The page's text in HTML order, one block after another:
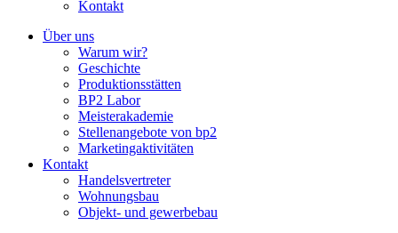
Kontakt
Über uns
Warum wir?
Geschichte
Produktionsstätten
BP2 Labor
Meisterakademie
Stellenangebote von bp2
Marketingaktivitäten
Kontakt
Handelsvertreter
Wohnungsbau
Objekt- und gewerbebau